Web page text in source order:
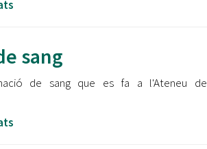
sang
de sang que es fa a l'Ateneu de